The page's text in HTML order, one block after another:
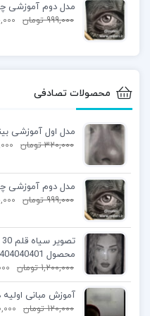
مدل دوم آموزشی
999,000 تومان
محصولات تصادفی
مدل اول آموزشی
320,000 تومان
مدل دوم آموزشی
999,000 تومان
محصول 1404040401)
1,200,000 تومان
آموزش مبانی
120,000 تومان